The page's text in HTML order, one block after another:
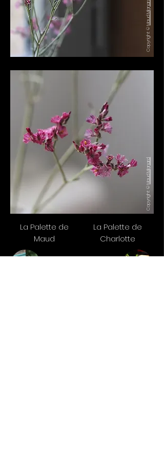
Copyright ©
Maud Mignard
Copyright ©
Maud Mignard
La Palette de
Maud
La Palette de
Charlotte